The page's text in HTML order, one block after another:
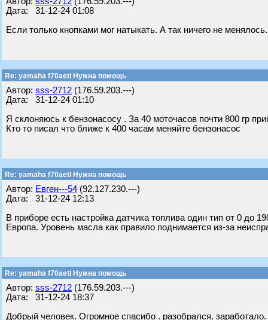
Дата: 31-12-24 01:08
Если только кнопками мог натыкать. А так ничего не
Re: yamaha f70aetl Нужна помощь
Автор: sss-2712 (176.59.203.---)
Дата: 31-12-24 01:10
Я склоняюсь к бензонасосу . За 40 моточасов почти 800 гр
Кто то писал что ближе к 400 часам меняйте бензонасос
Re: yamaha f70aetl Нужна помощь
Автор: Евген---54 (92.127.230.---)
Дата: 31-12-24 12:13
В приборе есть настройка датчика топлива один тип от 0 до
Европа. Уровень масла как правило поднимается из-за
Re: yamaha f70aetl Нужна помощь
Автор: sss-2712 (176.59.203.---)
Дата: 31-12-24 18:37
Добрый человек. Огромное спасибо . разобрался.